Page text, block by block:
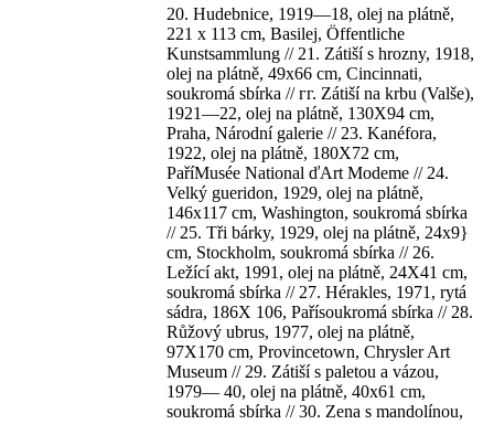
20. Hudebnice, 1919—18, olej na plátně,
221 x 113 cm, Basilej, Öffentliche
Kunstsammlung // 21. Zátiší s hrozny, 1918,
olej na plátně, 49x66 cm, Cincinnati,
soukromá sbírka // гг. Zátiší na krbu (Valše),
1921—22, olej na plátně, 130X94 cm,
Praha, Národní galerie // 23. Kanéfora,
1922, olej na plátně, 180X72 cm,
PaříMusée National ďArt Modeme // 24.
Velký gueridon, 1929, olej na plátně,
146x117 cm, Washington, soukromá sbírka
// 25. Tři bárky, 1929, olej na plátně, 24x9}
cm, Stockholm, soukromá sbírka // 26.
Ležící akt, 1991, olej na plátně, 24X41 cm,
soukromá sbírka // 27. Hérakles, 1971, rytá
sádra, 186X 106, Pařísoukromá sbírka // 28.
Růžový ubrus, 1977, olej na plátně,
97X170 cm, Provincetown, Chrysler Art
Museum // 29. Zátiší s paletou a vázou,
1979— 40, olej na plátně, 40x61 cm,
soukromá sbírka // 30. Zena s mandolínou,